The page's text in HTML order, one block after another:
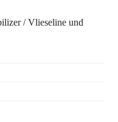
/ Vlieseline und